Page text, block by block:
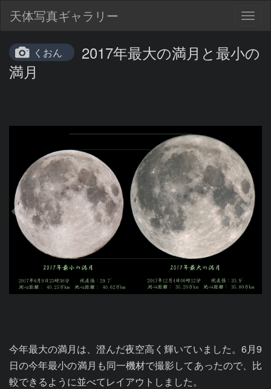
天体写真ギャラリー
くおん
2017年最大の満月と最小の
満月
今年最大の満月は、澄んだ夜空高く輝いていました。6月9
日の今年最小の満月も同一機材で撮影してあったので、比
較できるように並べてレイアウトしました。